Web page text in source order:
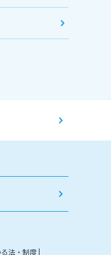
法・制度